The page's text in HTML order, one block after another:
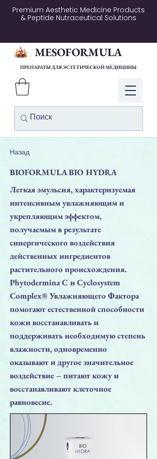
Premium Aesthetic Medicine Products
& Peptide Nutraceutical Solutions
Войти
MESOFORMULA
ПРЕПАРАТЫ ДЛЯ ЭСТЕТИЧЕСКОЙ МЕДИЦИНЫ
Назад
BIOFORMULA BIO HYDRA
Легкая эмульсия, характеризуемая
интенсивным увлажняющим и
укрепляющим эффектом,
получаемым в результате
синергического воздействия
действенных ингредиентов
растительного происхождения.
Phytodermina C и Cyclosystem
Complex® Увлажняющего Фактора
помогают естественной способности
кожи восстанавливать и
поддерживать необходимую степень
влажности, одновременно
оказывают и другое значительное
воздействие – питают кожу и
восстанавливают клеточное
равновесие.